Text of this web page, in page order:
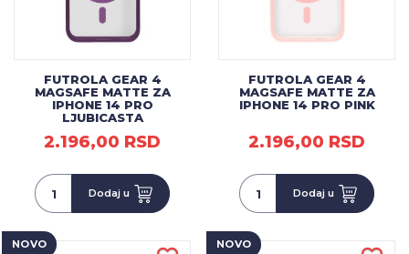
FUTROLA GEAR 4
MAGSAFE MATTE ZA
IPHONE 14 PRO
LJUBICASTA
2.196,00 RSD
Dodaj u
FUTROLA GEAR 4
MAGSAFE MATTE ZA
IPHONE 14 PRO PINK
2.196,00 RSD
Dodaj u
NOVO NOVO